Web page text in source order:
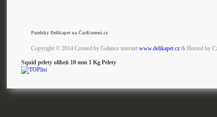
Pamlsky Delikapet na ČasKrmení.cz
Copyright © 2014 Created by Galance internet www.delikapet.cz& Hosted by
Squid pelety oliheň 10 mm 1 Kg Pelety